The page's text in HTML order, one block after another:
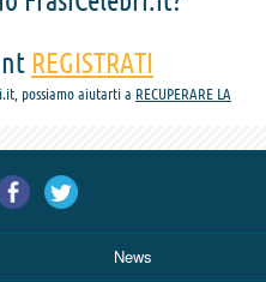
REGISTRATI
possiamo aiutarti a RECUPERARE LA
News